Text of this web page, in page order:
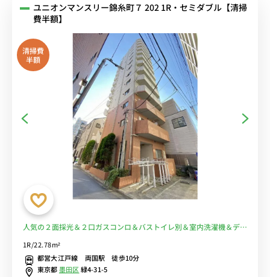
ユニオンマンスリー錦糸町７ 202 1R・セミダブル【清掃
費半額】
清掃費
半額
人気の２面採光＆２口ガスコンロ＆バストイレ別＆室内洗濯機＆デス
中！
1R/22.78m²
都営大江戸線 両国駅 徒歩10分
東京都墨田区緑4-31-5